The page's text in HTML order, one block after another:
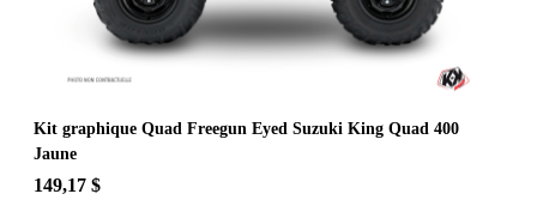
Kit graphique Quad Freegun Eyed Suzuki King Quad 400
Jaune
149,17 $